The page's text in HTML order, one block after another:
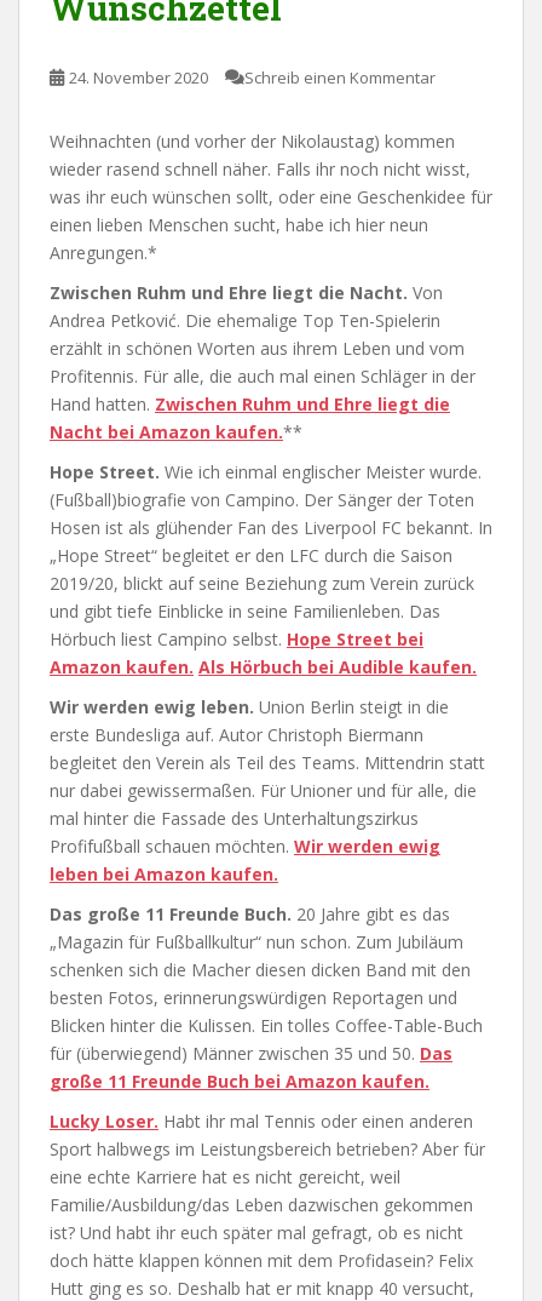
24. November 2020 Schreib einen Kommentar
Weihnachten (und vorher der Nikolaustag) kommen
wieder rasend schnell näher. Falls ihr noch nicht wisst,
was ihr euch wünschen sollt, oder eine Geschenkidee für
einen lieben Menschen sucht, habe ich hier neun
Anregungen.*
Zwischen Ruhm und Ehre liegt die Nacht. Von
Andrea Petković. Die ehemalige Top Ten-Spielerin
erzählt in schönen Worten aus ihrem Leben und vom
Profitennis. Für alle, die auch mal einen Schläger in der
Hand hatten. Zwischen Ruhm und Ehre liegt die
Nacht bei Amazon kaufen.**
Hope Street. Wie ich einmal englischer Meister wurde.
(Fußball)biografie von Campino. Der Sänger der Toten
Hosen ist als glühender Fan des Liverpool FC bekannt. In
„Hope Street“ begleitet er den LFC durch die Saison
2019/20, blickt auf seine Beziehung zum Verein zurück
und gibt tiefe Einblicke in seine Familienleben. Das
Hörbuch liest Campino selbst. Hope Street bei
Amazon kaufen. Als Hörbuch bei Audible kaufen.
Wir werden ewig leben. Union Berlin steigt in die
erste Bundesliga auf. Autor Christoph Biermann
begleitet den Verein als Teil des Teams. Mittendrin statt
nur dabei gewissermaßen. Für Unioner und für alle, die
mal hinter die Fassade des Unterhaltungszirkus
Profifußball schauen möchten. Wir werden ewig
leben bei Amazon kaufen.
Das große 11 Freunde Buch. 20 Jahre gibt es das
„Magazin für Fußballkultur“ nun schon. Zum Jubiläum
schenken sich die Macher diesen dicken Band mit den
besten Fotos, erinnerungswürdigen Reportagen und
Blicken hinter die Kulissen. Ein tolles Coffee-Table-Buch
für (überwiegend) Männer zwischen 35 und 50. Das
große 11 Freunde Buch bei Amazon kaufen.
Lucky Loser. Habt ihr mal Tennis oder einen anderen
Sport halbwegs im Leistungsbereich betrieben? Aber für
eine echte Karriere hat es nicht gereicht, weil
Familie/Ausbildung/das Leben dazwischen gekommen
ist? Und habt ihr euch später mal gefragt, ob es nicht
doch hätte klappen können mit dem Profidasein? Felix
Hutt ging es so. Deshalb hat er mit knapp 40 versucht,